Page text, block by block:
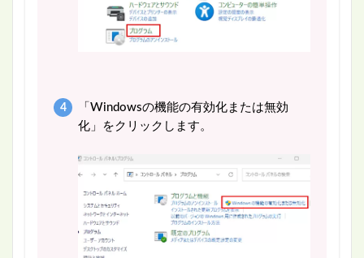
「Windowsの機能の有効化または無効
化」をクリックします。